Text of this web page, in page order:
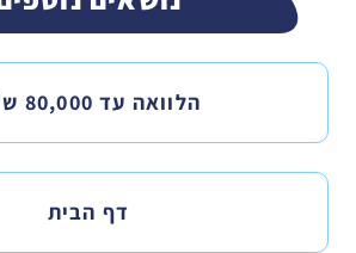
הלוואה עד 80,000 ש"ח
דף הבית